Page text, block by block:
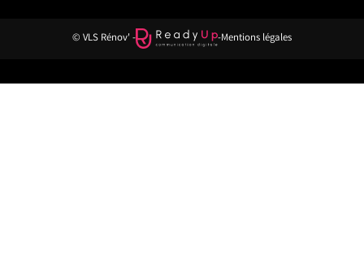
© VLS Rénov' - -Mentions légales